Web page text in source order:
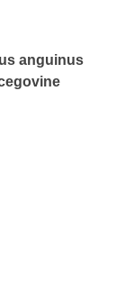
anguinus